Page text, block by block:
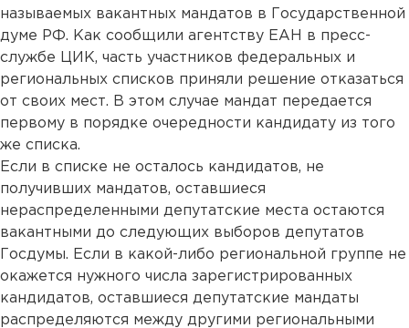
называемых вакантных мандатов в Государственной
думе РФ. Как сообщили агентству ЕАН в пресс-
службе ЦИК, часть участников федеральных и
региональных списков приняли решение отказаться
от своих мест. В этом случае мандат передается
первому в порядке очередности кандидату из того
же списка.
Если в списке не осталось кандидатов, не
получивших мандатов, оставшиеся
нераспределенными депутатские места остаются
вакантными до следующих выборов депутатов
Госдумы. Если в какой-либо региональной группе не
окажется нужного числа зарегистрированных
кандидатов, оставшиеся депутатские мандаты
распределяются между другими региональными